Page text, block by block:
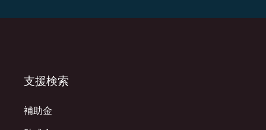
支援検索
補助金